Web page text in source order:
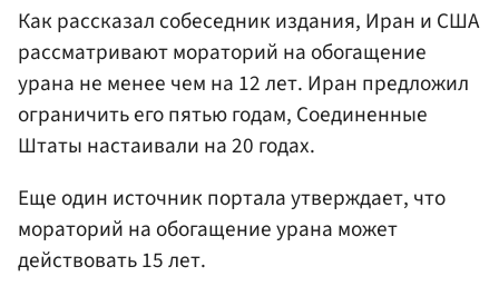
Как рассказал собеседник издания, Иран и США
рассматривают мораторий на обогащение
урана не менее чем на 12 лет. Иран предложил
ограничить его пятью годам, Соединенные
Штаты настаивали на 20 годах.
Еще один источник портала утверждает, что
мораторий на обогащение урана может
действовать 15 лет.